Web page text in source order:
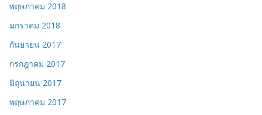
พฤษภาคม 2018
มกราคม 2018
กันยายน 2017
กรกฎาคม 2017
มิถุนายน 2017
พฤษภาคม 2017